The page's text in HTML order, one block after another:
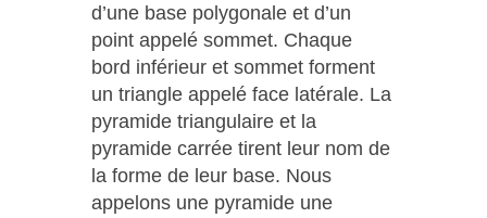
d’une base polygonale et d’un
point appelé sommet. Chaque
bord inférieur et sommet forment
un triangle appelé face latérale. La
pyramide triangulaire et la
pyramide carrée tirent leur nom de
la forme de leur base. Nous
appelons une pyramide une